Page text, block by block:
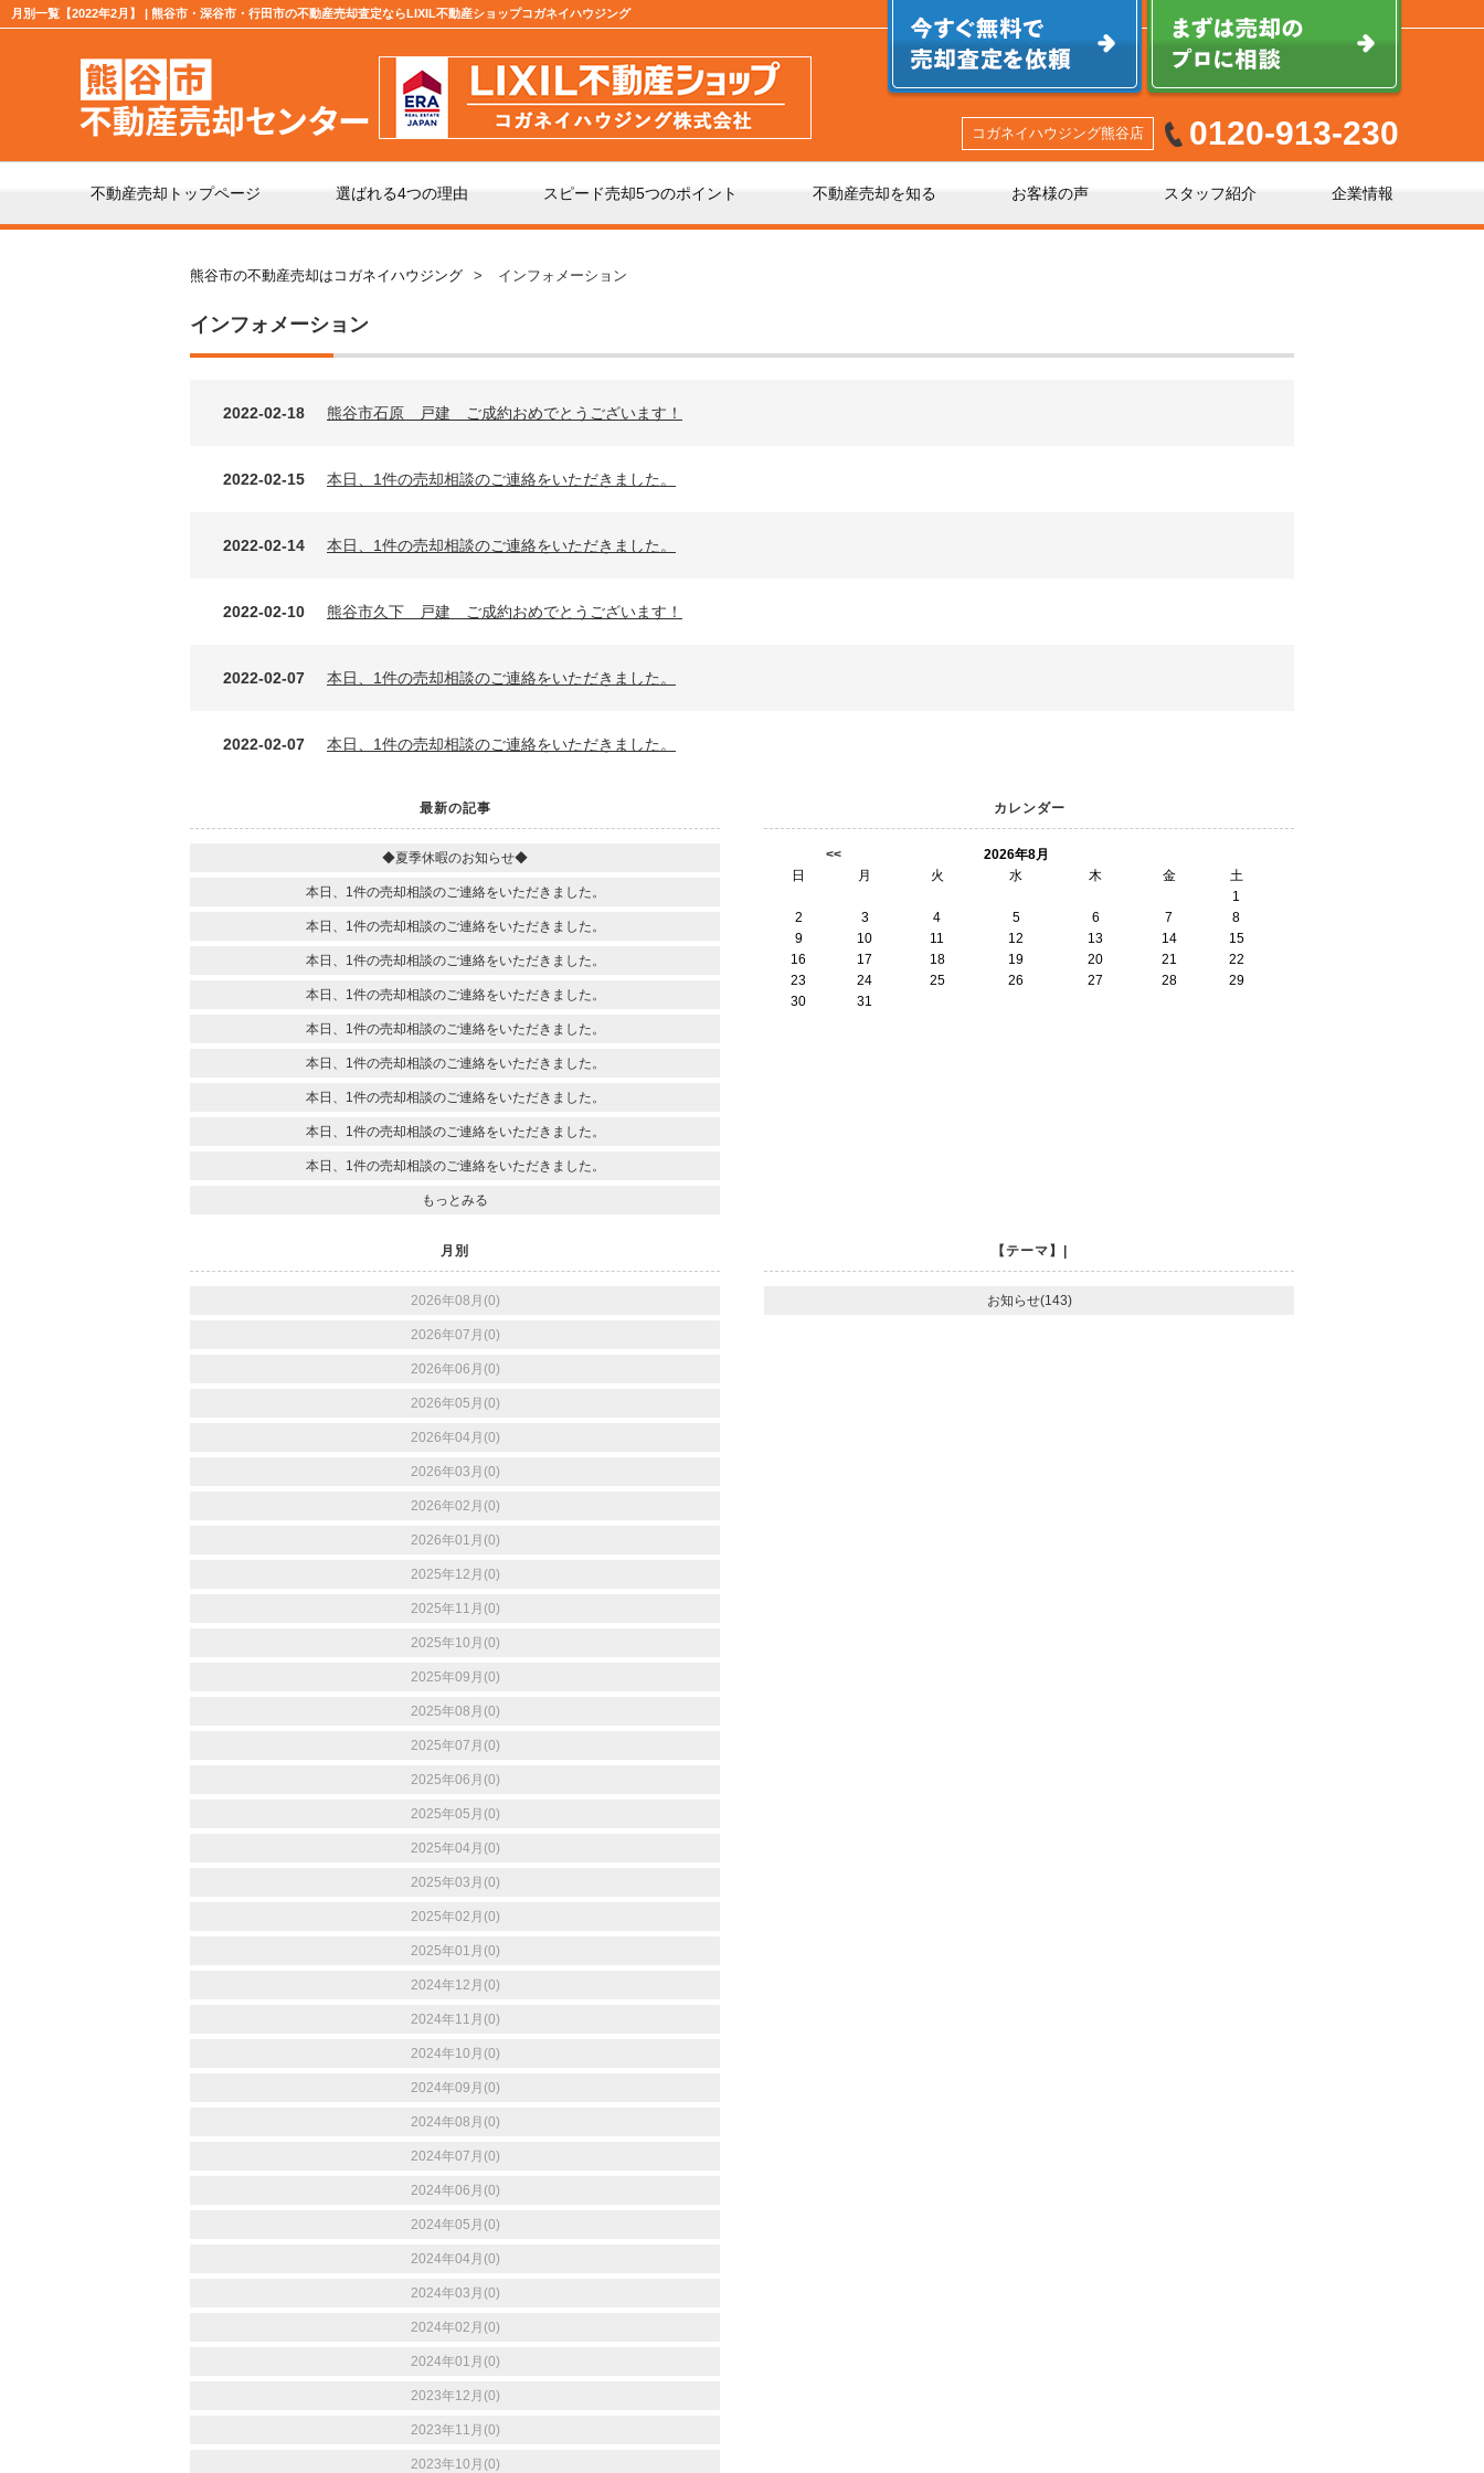
月別一覧【2022年2月】 | 熊谷市・深谷市・行田市の不動産売却査定ならLIXIL不動産ショップコガネイハウジング
コガネイハウジング熊谷店 0120-913-230
不動産売却トップページ 選ばれる4つの理由 スピード売却5つのポイント 不動産売却を知る
媒介契約の種類とは 売却の不動産会社選び
お客様の声 スタッフ紹介 企業情報
熊谷市の不動産売却はコガネイハウジング インフォメーション
インフォメーション
2022-02-18 熊谷市石原 戸建 ご成約おめでとうございます！
2022-02-15 本日、1件の売却相談のご連絡をいただきました。
2022-02-14 本日、1件の売却相談のご連絡をいただきました。
2022-02-10 熊谷市久下 戸建 ご成約おめでとうございます！
2022-02-07 本日、1件の売却相談のご連絡をいただきました。
2022-02-07 本日、1件の売却相談のご連絡をいただきました。
最新の記事
◆夏季休暇のお知らせ◆
本日、1件の売却相談のご連絡をいただきました。
本日、1件の売却相談のご連絡をいただきました。
本日、1件の売却相談のご連絡をいただきました。
本日、1件の売却相談のご連絡をいただきました。
本日、1件の売却相談のご連絡をいただきました。
本日、1件の売却相談のご連絡をいただきました。
本日、1件の売却相談のご連絡をいただきました。
本日、1件の売却相談のご連絡をいただきました。
本日、1件の売却相談のご連絡をいただきました。
もっとみる
カレンダー
<<
2026年8月
日
月 火 水 木 金
土
1
2
3 4 5 6 7
8
9
10 11 12 13 14
15
16
17 18 19 20 21
22
23
24 25 26 27 28
29
30
31
月別
2026年08月(0)
2026年07月(0)
2026年06月(0)
2026年05月(0)
2026年04月(0)
2026年03月(0)
2026年02月(0)
2026年01月(0)
2025年12月(0)
2025年11月(0)
2025年10月(0)
2025年09月(0)
2025年08月(0)
2025年07月(0)
2025年06月(0)
2025年05月(0)
2025年04月(0)
2025年03月(0)
2025年02月(0)
2025年01月(0)
2024年12月(0)
2024年11月(0)
2024年10月(0)
2024年09月(0)
2024年08月(0)
2024年07月(0)
2024年06月(0)
2024年05月(0)
2024年04月(0)
2024年03月(0)
2024年02月(0)
2024年01月(0)
2023年12月(0)
2023年11月(0)
2023年10月(0)
【テーマ】|
お知らせ(143)